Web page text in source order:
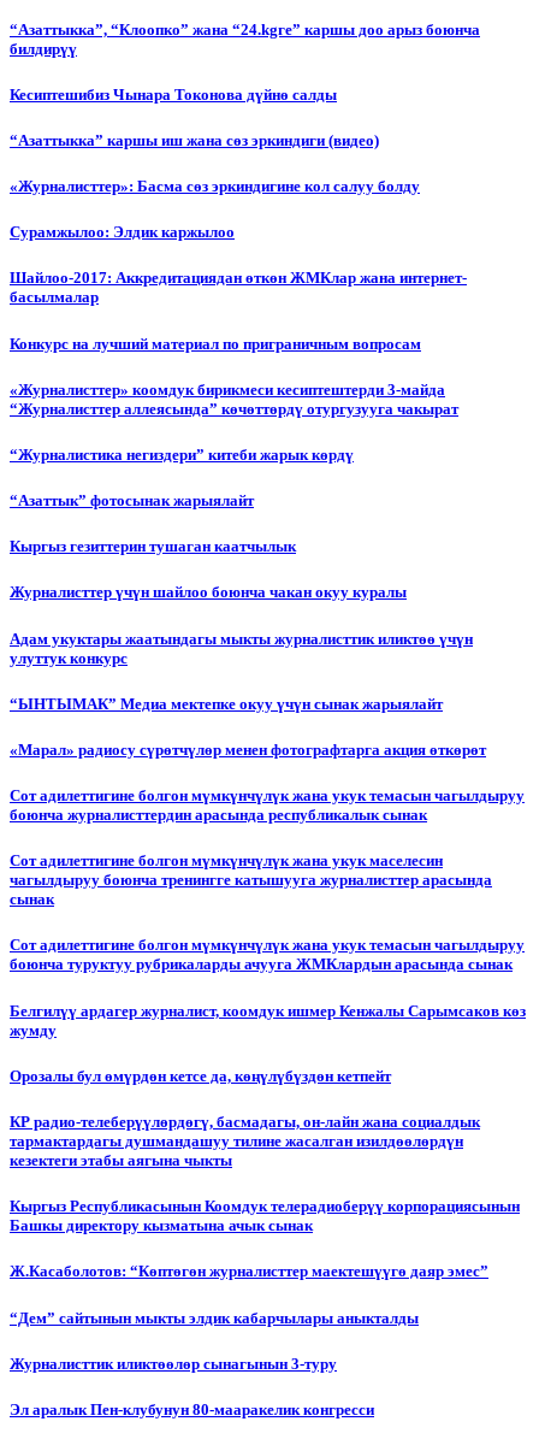
“Азаттыкка”, “Клоопко” жана “24.kgге” каршы доо арыз боюнча
билдирүү
Кесиптешибиз Чынара Токонова дүйнө салды
“Азаттыкка” каршы иш жана сөз эркиндиги (видео)
«Журналисттер»: Басма сөз эркиндигине кол салуу болду
Сурамжылоо: Элдик каржылоо
Шайлоо-2017: Аккредитациядан өткөн ЖМКлар жана интернет-
басылмалар
Конкурс на лучший материал по приграничным вопросам
«Журналисттер» коомдук бирикмеси кесиптештерди 3-майда
“Журналисттер аллеясында” көчөттөрдү отургузууга чакырат
“Журналистика негиздери” китеби жарык көрдү
“Азаттык” фотосынак жарыялайт
Кыргыз гезиттерин тушаган каатчылык
Журналисттер үчүн шайлоо боюнча чакан окуу куралы
Адам укуктары жаатындагы мыкты журналисттик иликтөө үчүн
улуттук конкурс
“ЫНТЫМАК” Медиа мектепке окуу үчүн сынак жарыялайт
«Марал» радиосу сүрөтчүлөр менен фотографтарга акция өткөрөт
Сот адилеттигине болгон мүмкүнчүлүк жана укук темасын чагылдыруу
боюнча журналисттердин арасында республикалык сынак
Сот адилеттигине болгон мүмкүнчүлүк жана укук маселесин
чагылдыруу боюнча тренингге катышууга журналисттер арасында
сынак
Сот адилеттигине болгон мүмкүнчүлүк жана укук темасын чагылдыруу
боюнча туруктуу рубрикаларды ачууга ЖМКлардын арасында сынак
Белгилүү ардагер журналист, коомдук ишмер Кенжалы Сарымсаков көз
жумду
Орозалы бул өмүрдөн кетсе да, көңүлүбүздөн кетпейт
КР радио-телеберүүлөрдөгү, басмадагы, он-лайн жана социалдык
тармактардагы душмандашуу тилине жасалган изилдөөлөрдүн
кезектеги этабы аягына чыкты
Кыргыз Республикасынын Коомдук телерадиоберүү корпорациясынын
Башкы директору кызматына ачык сынак
Ж.Касаболотов: “Көптөгөн журналисттер маектешүүгө даяр эмес”
“Дем” сайтынын мыкты элдик кабарчылары аныкталды
Журналисттик иликтөөлөр сынагынын 3-туру
Эл аралык Пен-клубунун 80-мааракелик конгресси